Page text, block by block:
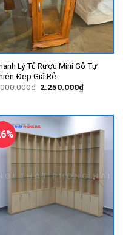
Lý Tủ Rượu Mini Gỗ Tự
Đẹp Giá Rẻ
₫ Giá
2.250.000₫Giá
hiện